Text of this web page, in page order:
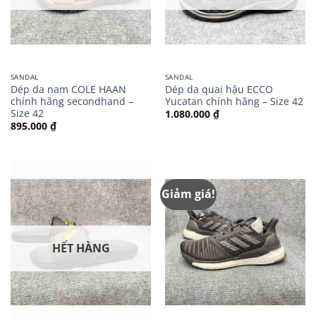
SANDAL
Dép da nam COLE HAAN
chính hãng secondhand –
Size 42
895.000 ₫
SANDAL
Dép da quai hậu ECCO
Yucatan chính hãng – Size 42
1.080.000 ₫
HẾT HÀNG
Giảm giá!